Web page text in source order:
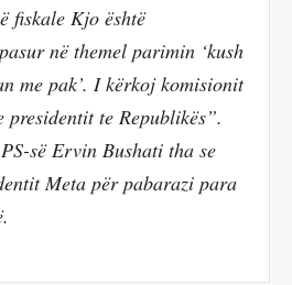
fiskale Kjo është
në themel parimin ‘kush
me pak’. I kërkoj komisionit
presidentit te Republikës”.
së Ervin Bushati tha se
Meta për pabarazi para